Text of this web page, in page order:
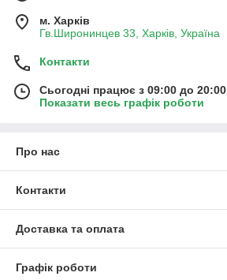
м. Харків
Гв.Широнинцев 33, Харків, Україна
Контакти
Сьогодні працює з 09:00 до 20:00
Показати весь графік роботи
Про нас
Контакти
Доставка та оплата
Графік роботи